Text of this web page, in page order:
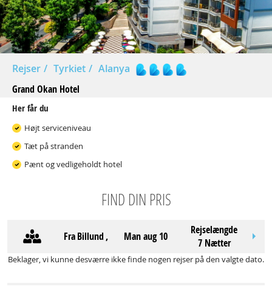
Rejser Tyrkiet
Alanya
Grand Okan Hotel
Her får du
Højt serviceniveau
Tæt på stranden
Pænt og vedligeholdt hotel
FIND DIN PRIS
FraBillund, man aug 10
Rejselængde
7 Nætter
Beklager, vi kunne desværre ikke finde nogen rejser på den valgte dato.